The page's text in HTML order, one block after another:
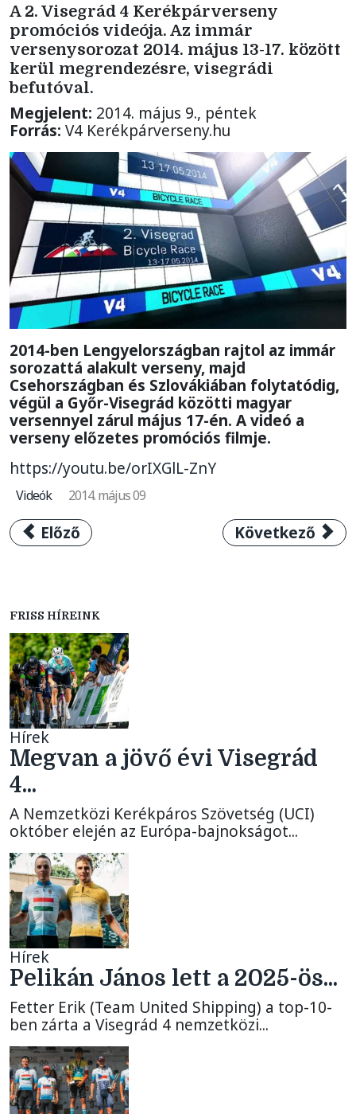
A 2. Visegrád 4 Kerékpárverseny
promóciós videója. Az immár
versenysorozat 2014. május 13-17. között
kerül megrendezésre, visegrádi
befutóval.
Megjelent: 2014. május 9., péntek
Forrás: V4 Kerékpárverseny.hu
2014-ben Lengyelországban rajtol az immár
sorozattá alakult verseny, majd
Csehországban és Szlovákiában folytatódig,
végül a Győr-Visegrád közötti magyar
versennyel zárul május 17-én. A videó a
verseny előzetes promóciós filmje.
https://youtu.be/orIXGlL-ZnY
Videók 2014. május 09
Előző cikk: Beszámoló a 2. V4
Előző Következő
Következő
FRISS HÍREINK
Hírek
Megvan a jövő évi Visegrád
4...
A Nemzetközi Kerékpáros Szövetség (UCI)
október elején az Európa-bajnokságot...
Hírek
Pelikán János lett a 2025-ös...
Fetter Erik (Team United Shipping) a top-10-
ben zárta a Visegrád 4 nemzetközi...